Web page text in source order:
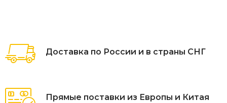
Доставка по России и в страны СНГ
Прямые поставки из Европы и Китая